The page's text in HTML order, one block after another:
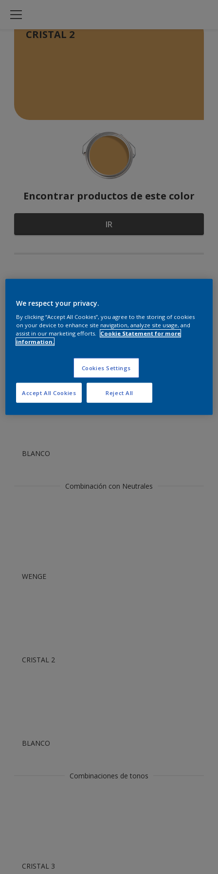
CRISTAL 2
Encontrar productos de este color
IR
SECCIÓN DE COLORES
COORDINADOS
BLANCO
Combinación con Neutrales
WENGE
CRISTAL 2
BLANCO
Combinaciones de tonos
CRISTAL 3
We respect your privacy.
By clicking “Accept All Cookies”, you agree to the storing of cookies
on your device to enhance site navigation, analyze site usage, and
assist in our marketing efforts.
Cookie Statement for more
information.
Cookies Settings
Reject All
Accept All Cookies